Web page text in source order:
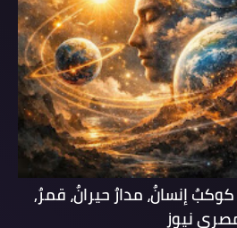
إنسانٌ، مدارٌ حيرانٌ، قمرٌ,
نيوز